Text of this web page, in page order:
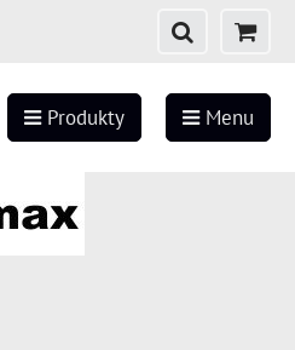
Produkty Menu